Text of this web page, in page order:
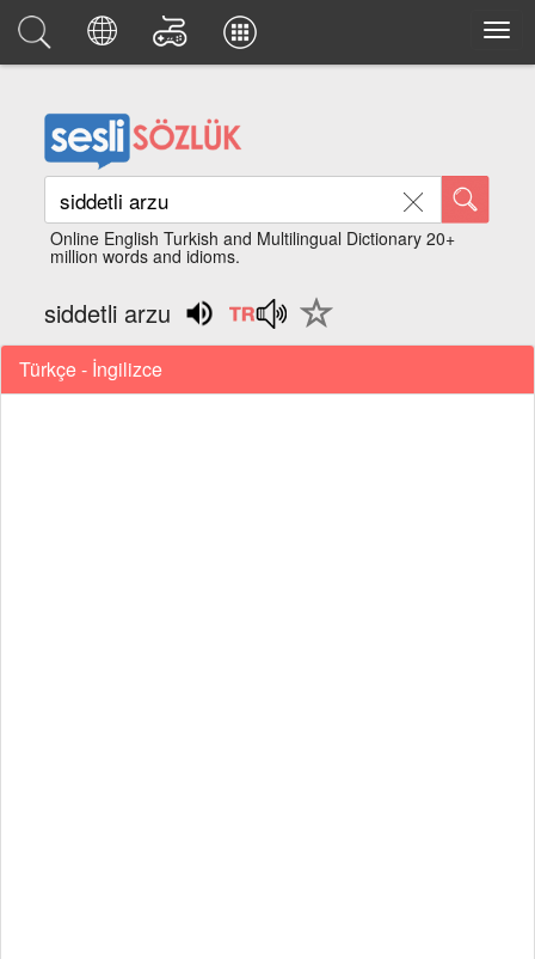
Online English Turkish and Multilingual Dictionary 20+
million words and idioms.
siddetli arzu
Türkçe - İngilizce